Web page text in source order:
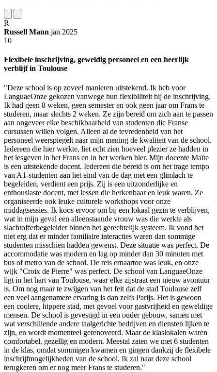
R
Russell Mann jan 2025
10
Flexibele inschrijving, geweldig personeel en een heerlijk
verblijf in Toulouse
"Deze school is op zoveel manieren uitstekend. Ik heb voor
LanguaeOnze gekozen vanwege hun flexibiliteit bij de inschrijving.
Ik had geen 8 weken, geen semester en ook geen jaar om Frans te
studeren, maar slechts 2 weken. Ze zijn bereid om zich aan te passen
aan ongeveer elke beschikbaarheid van studenten die Franse
cursussen willen volgen. Alleen al de tevredenheid van het
personeel weerspiegelt naar mijn mening de kwaliteit van de school.
Iedereen die hier werkte, liet echt zien hoeveel plezier ze hadden in
het lesgeven in het Frans en in het werken hier. Mijn docente Maïte
is een uitstekende docent. Iedereen die bereid is om het trage tempo
van A1-studenten aan het eind van de dag met een glimlach te
begeleiden, verdient een prijs. Zij is een uitzonderlijke en
enthousiaste docent, met lessen die herkenbaar en leuk waren. Ze
organiseerde ook leuke culturele workshops voor onze
middagsessies. Ik koos ervoor om bij een lokaal gezin te verblijven,
wat in mijn geval een alleenstaande vrouw was die werkte als
slachtofferbegeleider binnen het gerechtelijk systeem. Ik vond het
niet erg dat er minder familiaire interacties waren dan sommige
studenten misschien hadden gewenst. Deze situatie was perfect. De
accommodatie was modern en lag op minder dan 30 minuten met
bus of metro van de school. De reis ernaartoe was leuk, en onze
wijk "Croix de Pierre" was perfect. De school van LanguaeOnze
ligt in het hart van Toulouse, waar elke zijstraat een nieuw avontuur
is. Om nog maar te zwijgen van het feit dat de stad Toulouse zelf
een veel aangenamere ervaring is dan zelfs Parijs. Het is gewoon
een coolere, hippere stad, met gevoel voor gastvrijheid en geweldige
mensen. De school is gevestigd in een ouder gebouw, samen met
wat verschillende andere taalgerichte bedrijven en diensten lijken te
zijn, en wordt momenteel gerenoveerd. Maar de klaslokalen waren
comfortabel, gezellig en modern. Meestal zaten we met 6 studenten
in de klas, omdat sommigen kwamen en gingen dankzij de flexibele
inschrijfmogelijkheden van de school. Ik zal naar deze school
terugkeren om er nog meer Frans te studeren."